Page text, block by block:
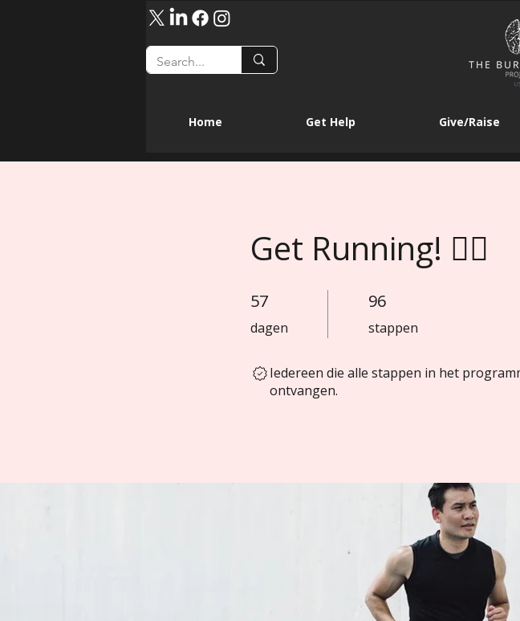
Home Get Help Give/Raise
Get Running! 🏃‍♀️
57
dagen
57 dagen 96
stappen
96 stappen
Iedereen die alle stappen in het
ontvangen.